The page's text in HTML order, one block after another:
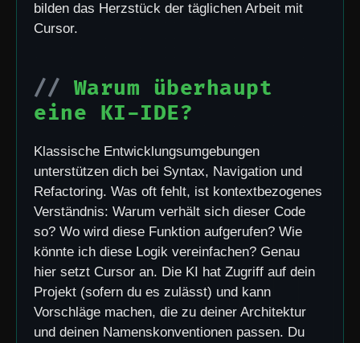
bilden das Herzstück der täglichen Arbeit mit
Cursor.
Warum überhaupt
eine KI-IDE?
Klassische Entwicklungsumgebungen
unterstützen dich bei Syntax, Navigation und
Refactoring. Was oft fehlt, ist kontextbezogenes
Verständnis: Warum verhält sich dieser Code
so? Wo wird diese Funktion aufgerufen? Wie
könnte ich diese Logik vereinfachen? Genau
hier setzt Cursor an. Die KI hat Zugriff auf dein
Projekt (sofern du es zulässt) und kann
Vorschläge machen, die zu deiner Architektur
und deinen Namenskonventionen passen. Du